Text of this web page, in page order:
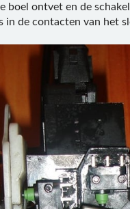
boel ontvet en de
in de contacten van het